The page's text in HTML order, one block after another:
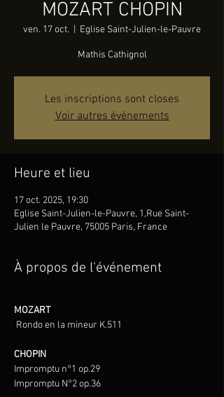
MOZART CHOPIN
ven. 17 oct. Eglise Saint-Julien-le-Pauvre
Mathis Cathignol
Les inscriptions sont closes
Voir autres événements
Heure et lieu
17 oct. 2025, 19:30
Eglise Saint-Julien-le-Pauvre, 1,Rue Saint-
Julien le Pauvre, 75005 Paris, France
À propos de l'événement
MOZART
Rondo en la mineur K.511
CHOPIN
Impromptu n°1 op.29
Impromptu N°2 op.36